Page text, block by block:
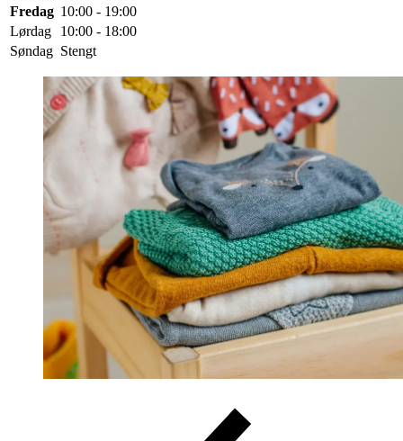
Fredag 10:00 - 19:00
Lørdag
10:00 - 18:00
Søndag Stengt